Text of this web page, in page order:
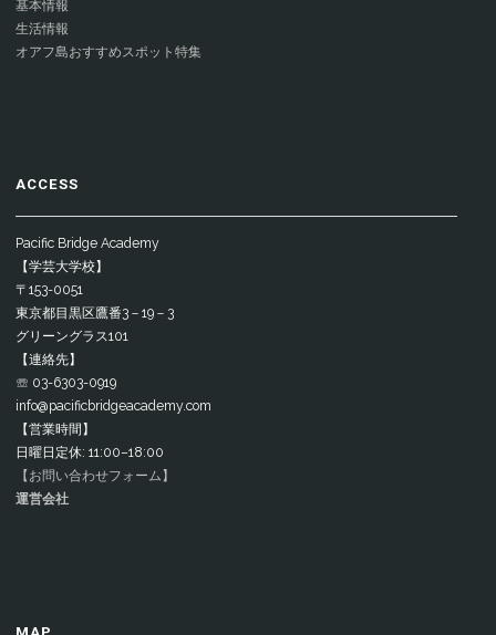
基本情報
生活情報
オアフ島おすすめスポット特集
ACCESS
Pacific Bridge Academy
【学芸大学校】
〒153-0051
東京都目黒区鷹番3－19－3
グリーングラス101
【連絡先】
☏ 03-6303-0919
info@pacificbridgeacademy.com
【営業時間】
日曜日定休: 11:00–18:00
【お問い合わせフォーム】
運営会社